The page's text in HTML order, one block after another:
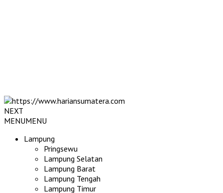
NEXT
MENUMENU
Lampung
Pringsewu
Lampung Selatan
Lampung Barat
Lampung Tengah
Lampung Timur